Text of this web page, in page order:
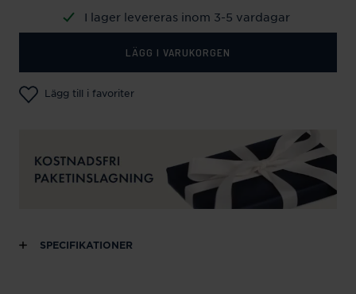
I lager levereras inom 3-5 vardagar
LÄGG I VARUKORGEN
Lägg till i favoriter
SPECIFIKATIONER